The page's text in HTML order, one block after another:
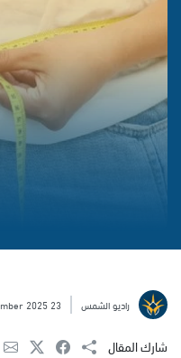
راديو الشمس 23 September 2025
شارك المقال